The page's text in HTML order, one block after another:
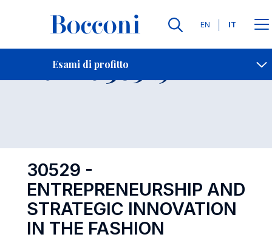
Lingue
EN IT
Esami di profitto
Contatti
Esame 30529 Open
30529 -
ENTREPRENEURSHIP AND
STRATEGIC INNOVATION
IN THE FASHION